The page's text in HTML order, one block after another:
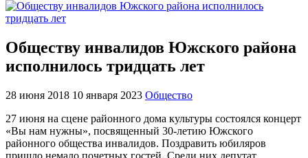
Обществу инвалидов Южского района
исполнилось тридцать лет
28 июня 2018 10 января 2023 Общество
27 июня на сцене районного дома культуры состоялся концерт
«Вы нам нужны», посвященный 30-летию Южского
районного общества инвалидов. Поздравить юбиляров
пришло немало почетных гостей. Среди них депутат